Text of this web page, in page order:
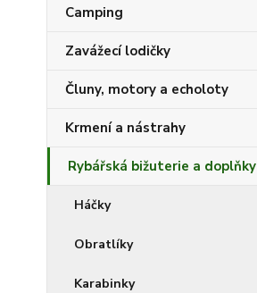
Camping
Zavážecí lodičky
Čluny, motory a echoloty
Krmení a nástrahy
Rybářská bižuterie a doplňky
Háčky
Obratlíky
Karabinky